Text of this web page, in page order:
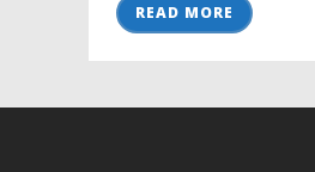
READ MORE